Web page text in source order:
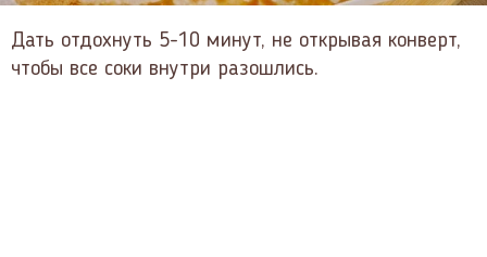
Дать отдохнуть 5-10 минут, не открывая конверт,
чтобы все соки внутри разошлись.